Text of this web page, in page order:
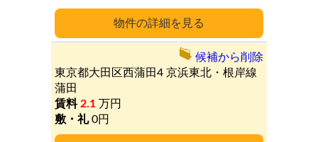
詳細
東京都大田区西蒲田4 京浜東北・根岸線
蒲田
2.1 万円
0円
候補から削除